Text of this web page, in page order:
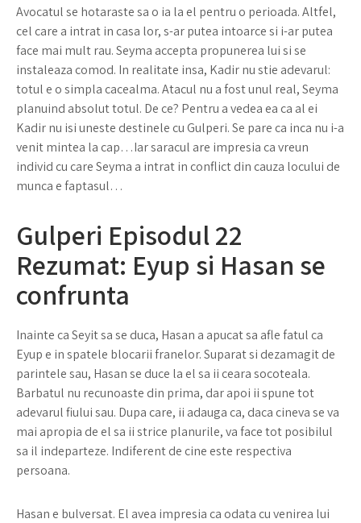
Avocatul se hotaraste sa o ia la el pentru o perioada. Altfel,
cel care a intrat in casa lor, s-ar putea intoarce si i-ar putea
face mai mult rau. Seyma accepta propunerea lui si se
instaleaza comod. In realitate insa, Kadir nu stie adevarul:
totul e o simpla cacealma. Atacul nu a fost unul real, Seyma
planuind absolut totul. De ce? Pentru a vedea ea ca al ei
Kadir nu isi uneste destinele cu Gulperi. Se pare ca inca nu i-a
venit mintea la cap…Iar saracul are impresia ca vreun
individ cu care Seyma a intrat in conflict din cauza locului de
munca e faptasul…
Gulperi Episodul 22
Rezumat: Eyup si Hasan se
confrunta
Inainte ca Seyit sa se duca, Hasan a apucat sa afle fatul ca
Eyup e in spatele blocarii franelor. Suparat si dezamagit de
parintele sau, Hasan se duce la el sa ii ceara socoteala.
Barbatul nu recunoaste din prima, dar apoi ii spune tot
adevarul fiului sau. Dupa care, ii adauga ca, daca cineva se va
mai apropia de el sa ii strice planurile, va face tot posibilul
sa il indeparteze. Indiferent de cine este respectiva
persoana.
Hasan e bulversat. El avea impresia ca odata cu venirea lui